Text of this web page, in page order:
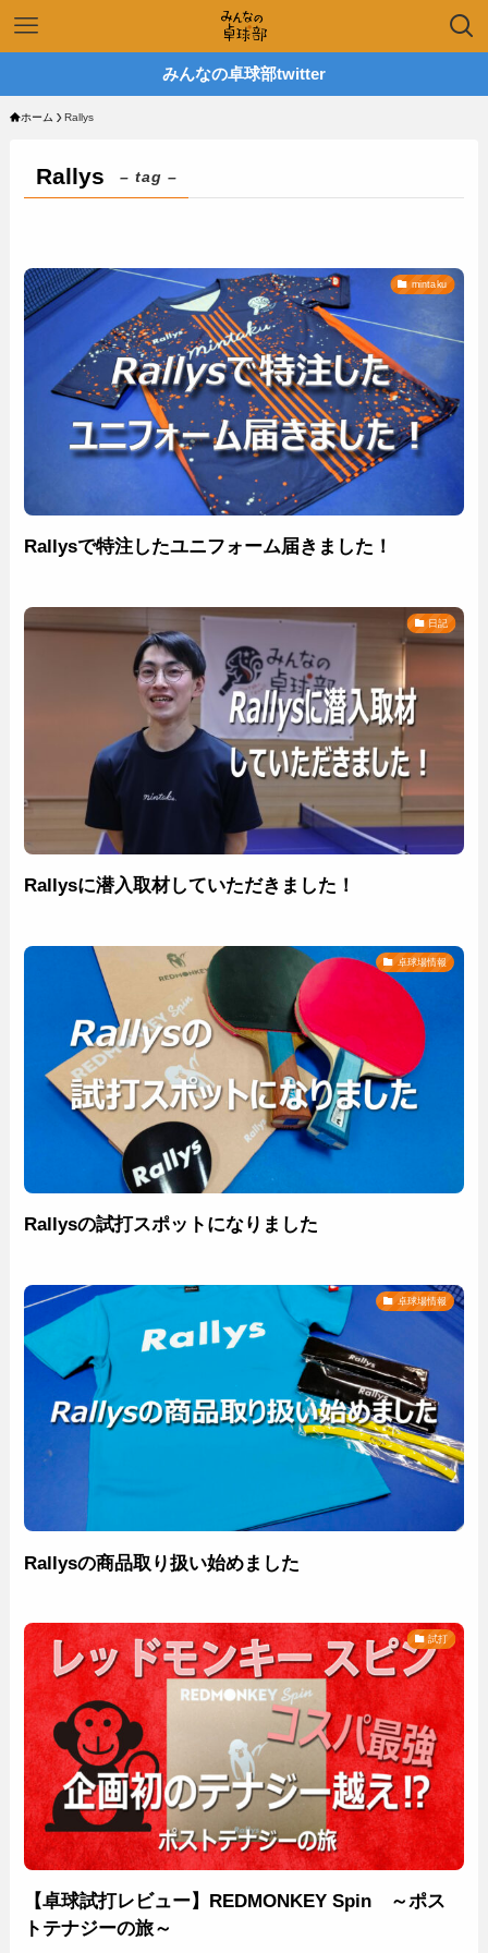
みんなの卓球部twitter
ホーム Rallys
Rallys – tag –
mintaku
Rallysで特注したユニフォーム届きました！
日記
Rallysに潜入取材していただきました！
卓球場情報
Rallysの試打スポットになりました
卓球場情報
Rallysの商品取り扱い始めました
試打
【卓球試打レビュー】REDMONKEY Spin ～ポス
トテナジーの旅～